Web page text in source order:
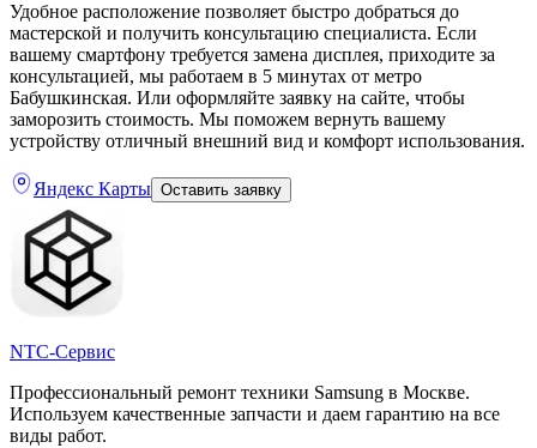
Удобное расположение позволяет быстро добраться до
мастерской и получить консультацию специалиста. Если
вашему смартфону требуется замена дисплея, приходите за
консультацией, мы работаем в 5 минутах от метро
Бабушкинская. Или оформляйте заявку на сайте, чтобы
заморозить стоимость. Мы поможем вернуть вашему
устройству отличный внешний вид и комфорт использования.
Яндекс Карты Оставить заявку
NTC-Сервис
Профессиональный ремонт техники Samsung в Москве.
Используем качественные запчасти и даем гарантию на все
виды работ.